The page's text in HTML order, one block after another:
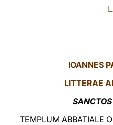
IOANNES
LITTERAE
TEMPLUM ABBATIALE